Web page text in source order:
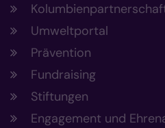
Umweltportal
Prävention
Fundraising
Stiftungen
Engagement und